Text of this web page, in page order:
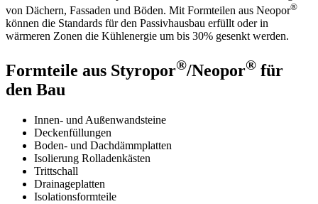
von Dächern, Fassaden und Böden. Mit Formteilen aus Neopor®
können die Standards für den Passivhausbau erfüllt oder in
wärmeren Zonen die Kühlenergie um bis 30% gesenkt werden.
Formteile aus Styropor®/Neopor® für
den Bau
Innen- und Außenwandsteine
Deckenfüllungen
Boden- und Dachdämmplatten
Isolierung Rolladenkästen
Trittschall
Drainageplatten
Isolationsformteile